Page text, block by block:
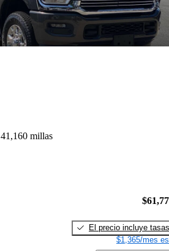
41,160 millas
El precio incluye tasas
$1,365/mes